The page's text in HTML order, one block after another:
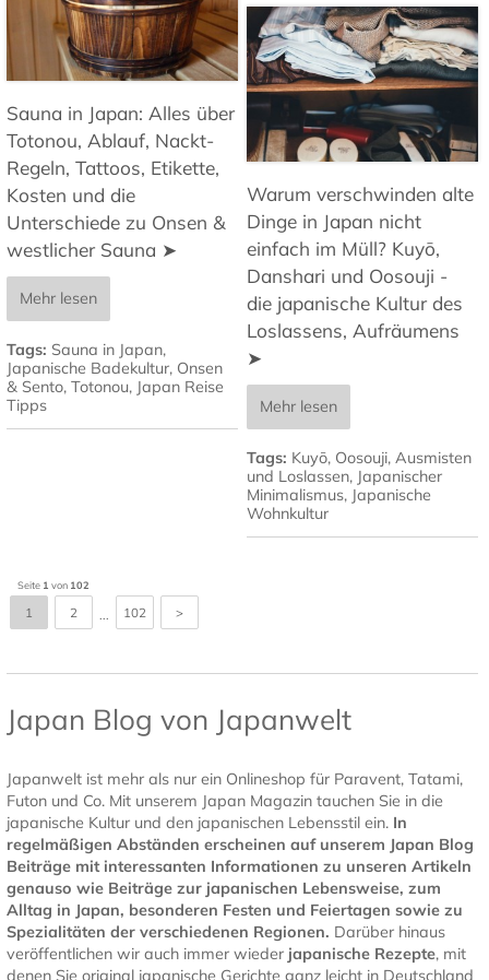
Sauna in Japan: Alles über
Totonou, Ablauf, Nackt-
Regeln, Tattoos, Etikette,
Kosten und die
Unterschiede zu Onsen &
westlicher Sauna ➤
Mehr lesen
Tags: Sauna in Japan,
Japanische Badekultur, Onsen
& Sento, Totonou, Japan Reise
Tipps
Warum verschwinden alte
Dinge in Japan nicht
einfach im Müll? Kuyō,
Danshari und Oosouji -
die japanische Kultur des
Loslassens, Aufräumens
➤
Mehr lesen
Tags: Kuyō, Oosouji, Ausmisten
und Loslassen, Japanischer
Minimalismus, Japanische
Wohnkultur
Seite 1 von 102
1 2 ... 102 >
Japan Blog von Japanwelt
Japanwelt ist mehr als nur ein Onlineshop für Paravent, Tatami,
Futon und Co. Mit unserem Japan Magazin tauchen Sie in die
japanische Kultur und den japanischen Lebensstil ein. In
regelmäßigen Abständen erscheinen auf unserem Japan Blog
Beiträge mit interessanten Informationen zu unseren Artikeln
genauso wie Beiträge zur japanischen Lebensweise, zum
Alltag in Japan, besonderen Festen und Feiertagen sowie zu
Spezialitäten der verschiedenen Regionen. Darüber hinaus
veröffentlichen wir auch immer wieder japanische Rezepte, mit
denen Sie original japanische Gerichte ganz leicht in Deutschland